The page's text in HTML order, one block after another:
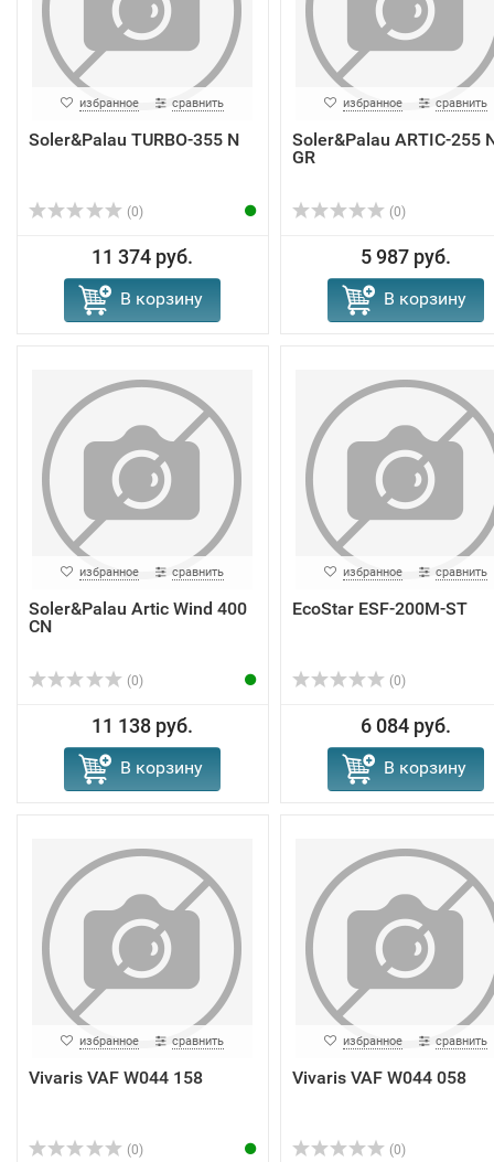
избранное сравнить
Soler&Palau TURBO-355 N
(0)
11 374 руб.
В корзину
избранное сравнить
Soler&Palau ARTIC-255
GR
(0)
5 987 руб.
В корзину
избранное сравнить
Soler&Palau Artic Wind 400
CN
(0)
11 138 руб.
В корзину
избранное сравнить
EcoStar ESF-200M-ST
(0)
6 084 руб.
В корзину
избранное сравнить
Vivaris VAF W044 158
(0)
избранное сравнить
Vivaris VAF W044 058
(0)